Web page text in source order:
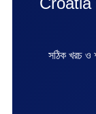
সঠিক খরচ